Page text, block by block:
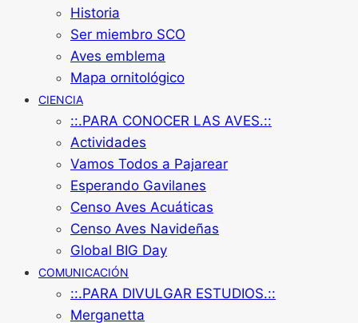
Historia
Ser miembro SCO
Aves emblema
Mapa ornitológico
CIENCIA
::.PARA CONOCER LAS AVES.::
Actividades
Vamos Todos a Pajarear
Esperando Gavilanes
Censo Aves Acuáticas
Censo Aves Navideñas
Global BIG Day
COMUNICACIÓN
::.PARA DIVULGAR ESTUDIOS.::
Merganetta